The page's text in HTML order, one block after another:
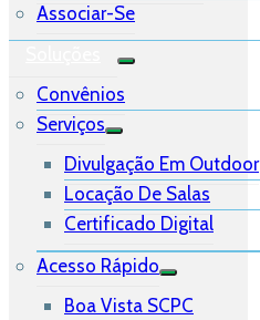
Associar-Se
Convênios
Serviços
Divulgação Em Outdoor
Locação De Salas
Certificado Digital
Acesso Rápido
Boa Vista SCPC